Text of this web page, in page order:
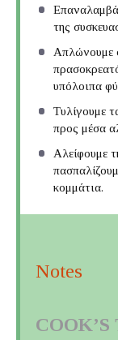
της
Απλώνουμε
υπόλοιπα
Τυλίγουμε
προς μέσα
Αλείφουμε
κομμάτια.
Notes
COOK’S